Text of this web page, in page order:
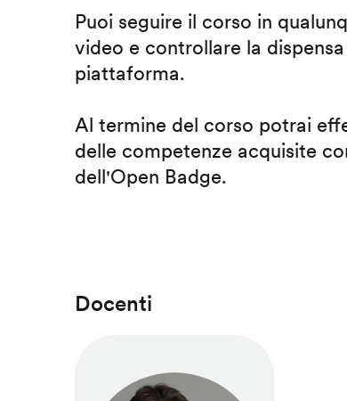
Puoi seguire il corso in
video e controllare la
piattaforma.
Al termine del corso potrai
delle competenze acquisite
dell'Open Badge.
Docenti